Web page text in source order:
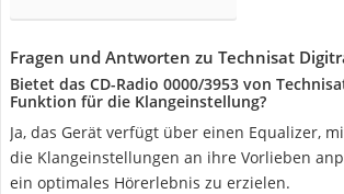
Fragen und Antworten zu Technisat
Bietet das CD-Radio ‎0000/3953 von
Funktion für die Klangeinstellung?
Ja, das Gerät verfügt über einen Equalizer,
die Klangeinstellungen an ihre Vorlieben
ein optimales Hörerlebnis zu erzielen.